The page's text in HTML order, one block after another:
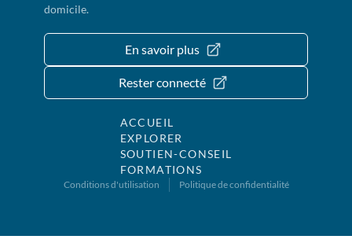
domicile.
En savoir plus
Rester connecté
ACCUEIL
EXPLORER
SOUTIEN-CONSEIL
FORMATIONS
Conditions d'utilisation Politique de confidentialité